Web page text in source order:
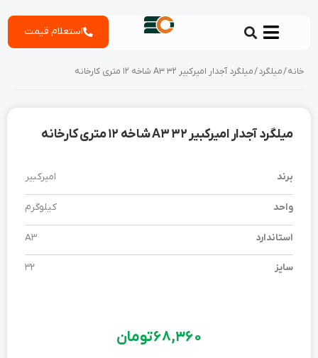
استعلام قیمت
خانه/میلگرد/ میلگرد آجدار امیرکبیر 32 A3 شاخه 12 متری کارخانه
میلگرد آجدار امیرکبیر 32 A3 شاخه 12 متری کارخانه
برند امیرکبیر
واحد کیلوگرم
استاندارد A3
سایز 32
68,360تومان